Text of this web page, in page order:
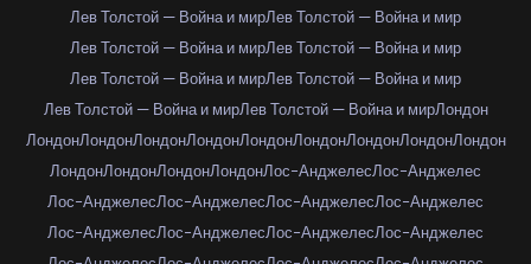
Лев Толстой — Война и мирЛев Толстой — Война и мир
Лев Толстой — Война и мирЛев Толстой — Война и мир
Лев Толстой — Война и мирЛев Толстой — Война и мир
Лев Толстой — Война и мирЛев Толстой — Война и мирЛондон
ЛондонЛондонЛондонЛондонЛондонЛондонЛондонЛондонЛондон
ЛондонЛондонЛондонЛондонЛос-АнджелесЛос-Анджелес
Лос-АнджелесЛос-АнджелесЛос-АнджелесЛос-Анджелес
Лос-АнджелесЛос-АнджелесЛос-АнджелесЛос-Анджелес